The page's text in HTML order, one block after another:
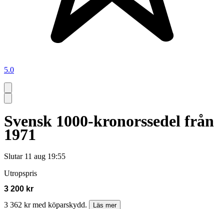
5.0
Svensk 1000-kronorssedel från
1971
Slutar 11 aug 19:55
Utropspris
3 200 kr
3 362 kr med köparskydd.
Läs mer